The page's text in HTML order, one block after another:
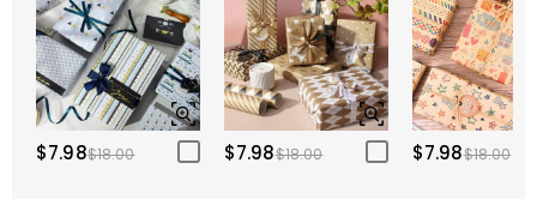
$7.98$18.00 $7.98$18.00 $7.98$18.00